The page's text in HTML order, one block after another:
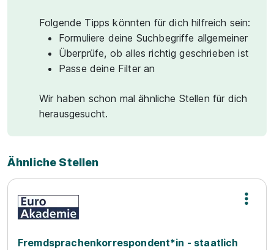
Folgende Tipps könnten für dich hilfreich sein:
Formuliere deine Suchbegriffe allgemeiner
Überprüfe, ob alles richtig geschrieben ist
Passe deine Filter an
Wir haben schon mal ähnliche Stellen für dich
herausgesucht.
Ähnliche Stellen
Fremdsprachenkorrespondent*in - staatlich